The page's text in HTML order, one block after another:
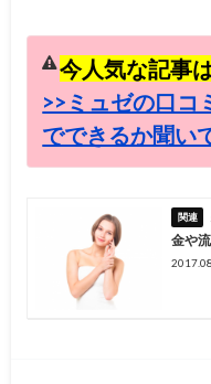
今人気な記事
>>ミュゼの口コ
でできるか聞い
金や